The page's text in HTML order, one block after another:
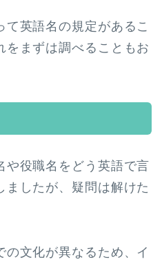
て英語名の規定があるこ
をまずは調べることもお
や役職名をどう英語で言
ましたが、疑問は解けた
の文化が異なるため、イ